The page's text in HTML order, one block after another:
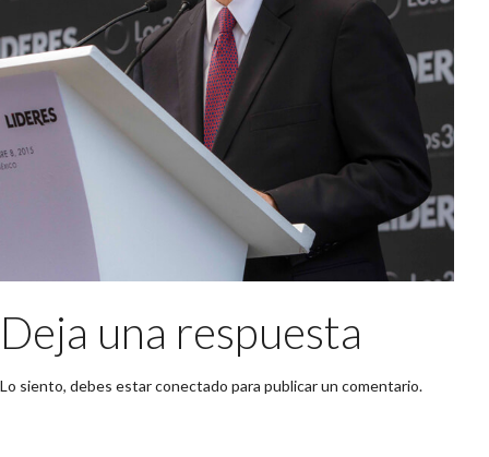
Deja una respuesta
Lo siento, debes estarconectado para publicar un comentario.